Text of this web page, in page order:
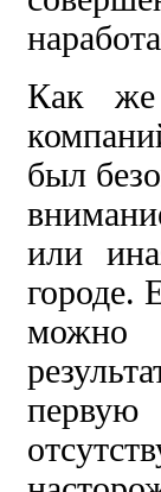
Как же
был
или
городе.
можно